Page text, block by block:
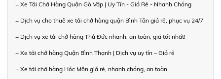
+ Xe Tải Chở Hàng Quận Gò Vấp | Uy Tín - Giá Rẻ - Nhanh Chóng
+ Dịch vụ cho thuê xe tải chở hàng quận Bình Tân giá rẻ, phục vụ 24/7
+ Dịch vụ xe tải chở hàng Thủ Đức nhanh, an toàn, giá tốt nhất!
+ Xe tải chở hàng Quận Bình Thạnh | Dịch vụ uy tín – Giá rẻ
+ Xe tải chở hàng Hóc Môn giá rẻ, nhanh chóng, an toàn